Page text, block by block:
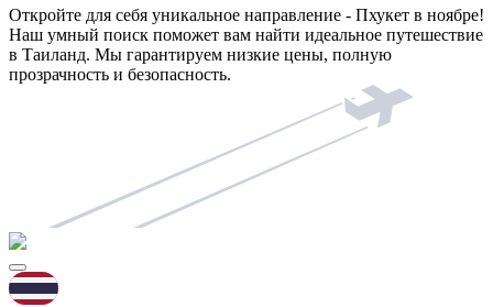
Откройте для себя уникальное направление - Пхукет в ноябре!
Наш умный поиск поможет вам найти идеальное путешествие
в Таиланд. Мы гарантируем низкие цены, полную
прозрачность и безопасность.